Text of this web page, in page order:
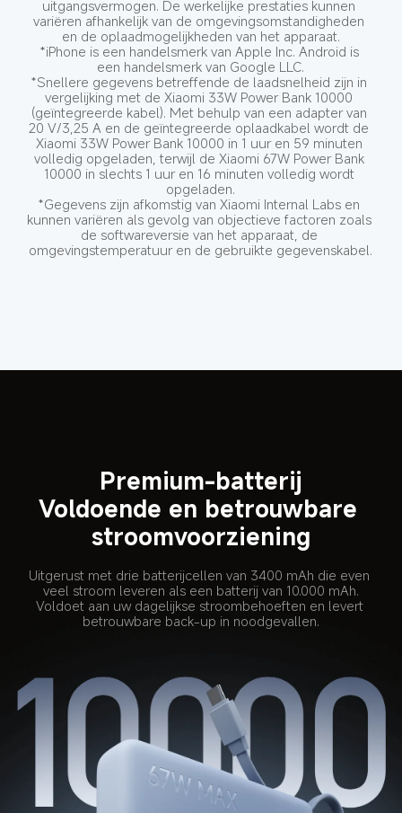
uitgangsvermogen. De werkelijke prestaties kunnen
variëren afhankelijk van de omgevingsomstandigheden
en de oplaadmogelijkheden van het apparaat.
*iPhone is een handelsmerk van Apple Inc. Android is
een handelsmerk van Google LLC.
*Snellere gegevens betreffende de laadsnelheid zijn in
vergelijking met de Xiaomi 33W Power Bank 10000
(geïntegreerde kabel). Met behulp van een adapter van
20 V/3,25 A en de geïntegreerde oplaadkabel wordt de
Xiaomi 33W Power Bank 10000 in 1 uur en 59 minuten
volledig opgeladen, terwijl de Xiaomi 67W Power Bank
10000 in slechts 1 uur en 16 minuten volledig wordt
opgeladen.
*Gegevens zijn afkomstig van Xiaomi Internal Labs en
kunnen variëren als gevolg van objectieve factoren zoals
de softwareversie van het apparaat, de
omgevingstemperatuur en de gebruikte gegevenskabel.
Premium-batterij
Voldoende en betrouwbare
stroomvoorziening
Uitgerust met drie batterijcellen van 3400 mAh die even
veel stroom leveren als een batterij van 10.000 mAh.
Voldoet aan uw dagelijkse stroombehoeften en levert
betrouwbare back-up in noodgevallen.